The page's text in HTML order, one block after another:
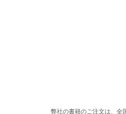
弊社の書籍のご注文は、全